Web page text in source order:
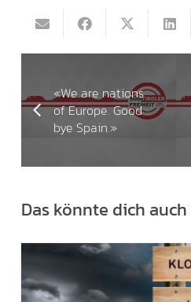
«We are nations
of Europe. Good
bye Spain.»
Das könnte dich